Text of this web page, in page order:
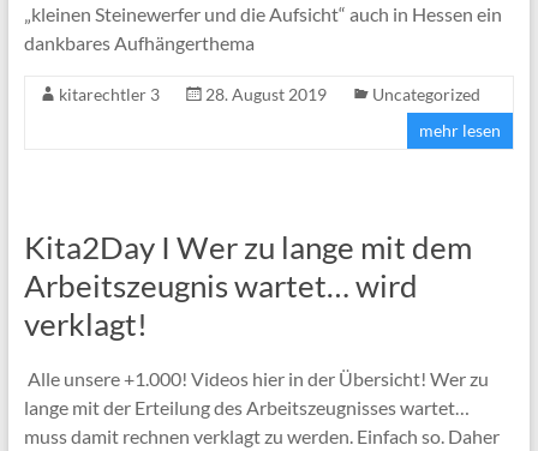
„kleinen Steinewerfer und die Aufsicht“ auch in Hessen ein
dankbares Aufhängerthema
kitarechtler 3 28. August 2019
Uncategorized
mehr lesen
Kita2Day I Wer zu lange mit dem
Arbeitszeugnis wartet… wird
verklagt!
Alle unsere +1.000! Videos hier in der Übersicht! Wer zu
lange mit der Erteilung des Arbeitszeugnisses wartet…
muss damit rechnen verklagt zu werden. Einfach so. Daher